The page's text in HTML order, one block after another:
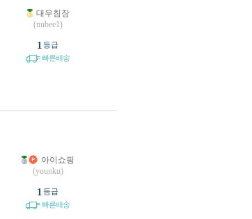
대우침장
(nubee1)
1 등급
빠른배송
아이쇼핑
(younku)
1 등급
빠른배송